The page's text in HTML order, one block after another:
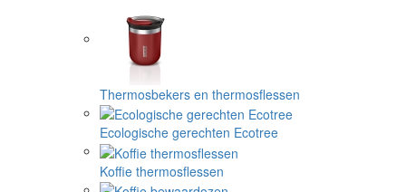
Thermosbekers en thermosflessen
Ecologische gerechten Ecotree
Koffie thermosflessen